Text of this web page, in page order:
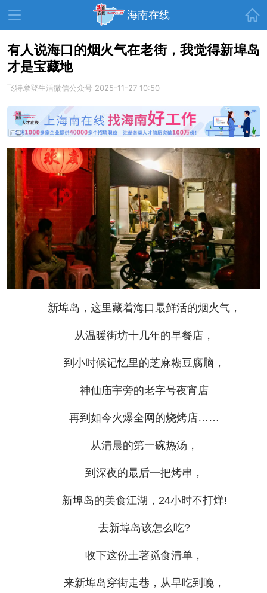
海南在线
资讯中心 热点
教育 健康 房产
生活 演出 活动
展会 走读海南 周末去哪儿
人才在线 天涯企服
有人说海口的烟火气在老街，我觉得新埠岛
才是宝藏地
飞特摩登生活微信公众号 2025-11-27 10:50
新埠岛，这里藏着海口最鲜活的烟火气，
从温暖街坊十几年的早餐店，
到小时候记忆里的芝麻糊豆腐脑，
神仙庙宇旁的老字号夜宵店
再到如今火爆全网的烧烤店……
从清晨的第一碗热汤，
到深夜的最后一把烤串，
新埠岛的美食江湖，24小时不打烊!
去新埠岛该怎么吃?
收下这份土著觅食清单，
来新埠岛穿街走巷，从早吃到晚，